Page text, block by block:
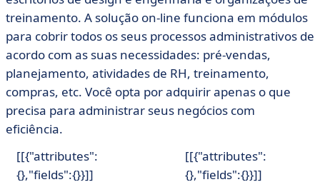
treinamento. A solução on-line funciona em módulos
para cobrir todos os seus processos administrativos de
acordo com as suas necessidades: pré-vendas,
planejamento, atividades de RH, treinamento,
compras, etc. Você opta por adquirir apenas o que
precisa para administrar seus negócios com
eficiência.
[[{"attributes":
{},"fields":{}}]]
[[{"attributes":
{},"fields":{}}]]